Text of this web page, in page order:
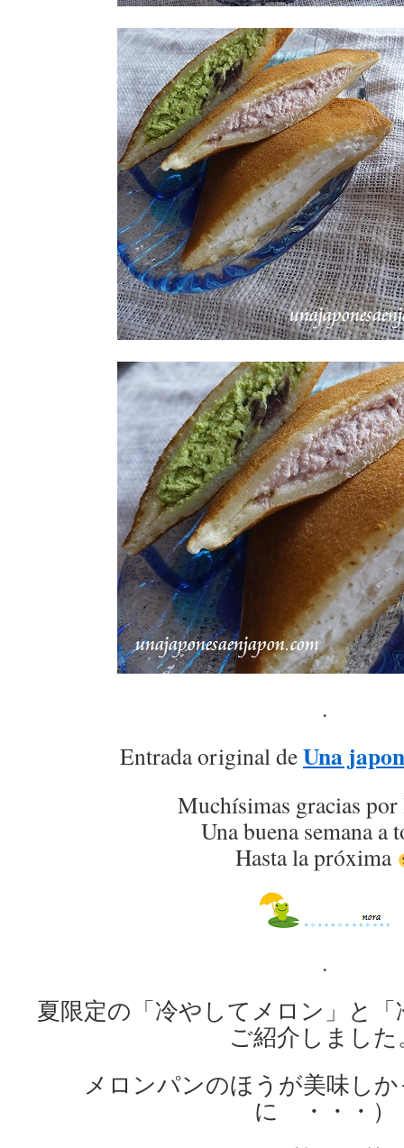
.
Entrada original deUna
Muchísimas gracias por
Una buena semana a
Hasta la próxima
.
夏限定の「冷やしてメロン」と
ご紹介しました
メロンパンのほうが美味し
に ・・・）